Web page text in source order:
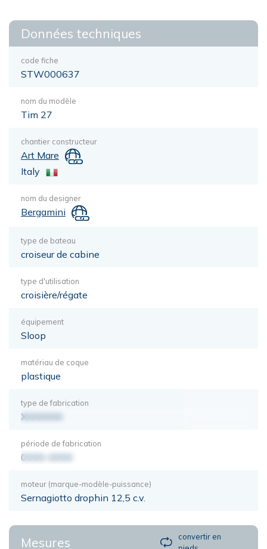
Données techniques
code fiche
STW000637
nom du modèle
Tim 27
chantier constructeur
Art Mare
Italy
nom du designer
Bergamini
type de bateau
croiseur de cabine
type d'utilisation
croisière/régate
équipement
Sloop
matériau de coque
plastique
type de fabrication
XXXXXXX
période de fabrication
0000-0000
moteur (marque-modèle-puissance)
Sernagiotto drophin 12,5 c.v.
Mesures
convertir en